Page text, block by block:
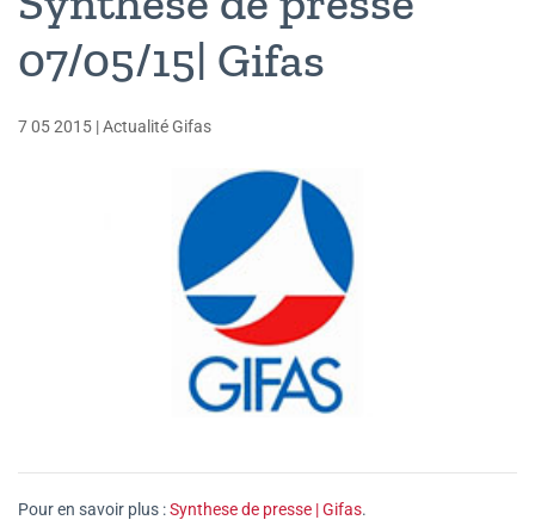
07/05/15| Gifas
7 05 2015 |Actualité Gifas
Pour en savoir plus :Synthese de presse | Gifas.